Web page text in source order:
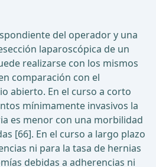
del operador y una
laparoscópica de un
realizarse con los mismos
comparación con el
abierto. En el curso a corto
mínimamente invasivos la
es menor con una morbilidad
[66]. En el curso a largo plazo
ni para la tasa de hernias
debidas a adherencias ni